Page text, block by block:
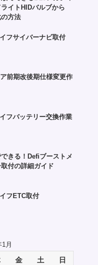
イトHIDバルブから
の方法
フサイバーナビ取付
前期改後期仕様変更作
フバッテリー交換作業
きる！Defiブーストメ
付の詳細ガイド
フETC取付
月
金 土 日